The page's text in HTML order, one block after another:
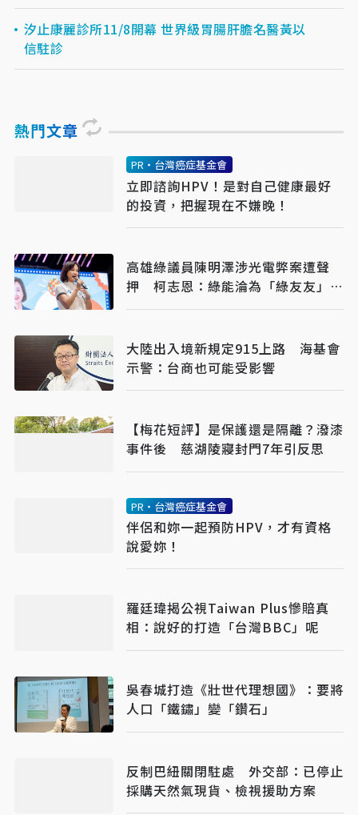
汐止康麗診所11/8開幕 世界級胃腸肝膽名醫黃以
信駐診
熱門文章
PR・台灣癌症基金會
立即諮詢HPV！是對自己健康最好
的投資，把握現在不嫌晚！
高雄綠議員陳明澤涉光電弊案遭聲
押 柯志恩：綠能淪為「綠友友」牟
利工具
大陸出入境新規定915上路 海基會
示警：台商也可能受影響
【梅花短評】是保護還是隔離？潑漆
事件後 慈湖陵寢封門7年引反思
PR・台灣癌症基金會
伴侶和妳一起預防HPV，才有資格
說愛妳！
羅廷瑋揭公視Taiwan Plus慘賠真
相：說好的打造「台灣BBC」呢
吳春城打造《壯世代理想國》：要將
人口「鐵鏽」變「鑽石」
反制巴紐關閉駐處 外交部：已停止
採購天然氣現貨、檢視援助方案